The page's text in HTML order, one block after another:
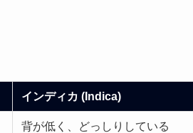
インディカ (Indica)
背が低く、どっしりしている